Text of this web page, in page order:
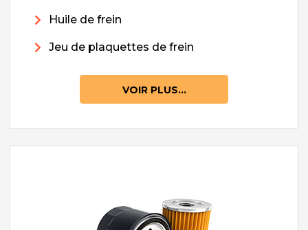
Huile de frein
Jeu de plaquettes de frein
VOIR PLUS...